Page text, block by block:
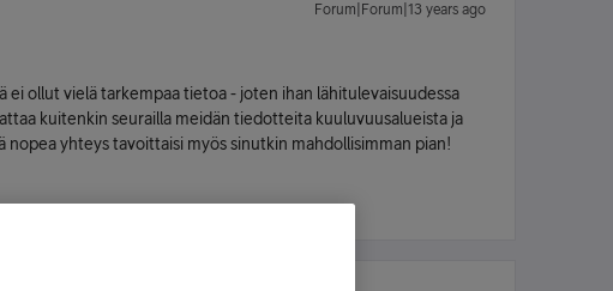
Forum|Forum|13 years ago
ei ollut vielä tarkempaa tietoa - joten ihan lähitulevaisuudessa
kuitenkin seurailla meidän tiedotteita kuuluvuusalueista ja
yhteys tavoittaisi myös sinutkin mahdollisimman pian!